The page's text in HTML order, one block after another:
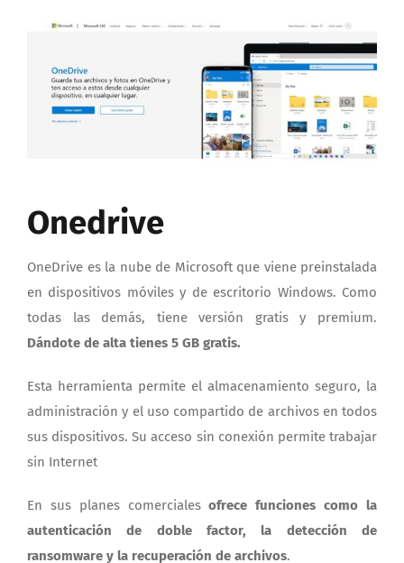
Onedrive
OneDrive es la nube de Microsoft que viene preinstalada
en dispositivos móviles y de escritorio Windows. Como
todas las demás, tiene versión gratis y premium.
Dándote de alta tienes 5 GB gratis.
Esta herramienta permite el almacenamiento seguro, la
administración y el uso compartido de archivos en todos
sus dispositivos. Su acceso sin conexión permite trabajar
sin Internet
En sus planes comercialesofrece funciones como la
autenticación de doble factor, la detección de
ransomware y la recuperación de archivos.